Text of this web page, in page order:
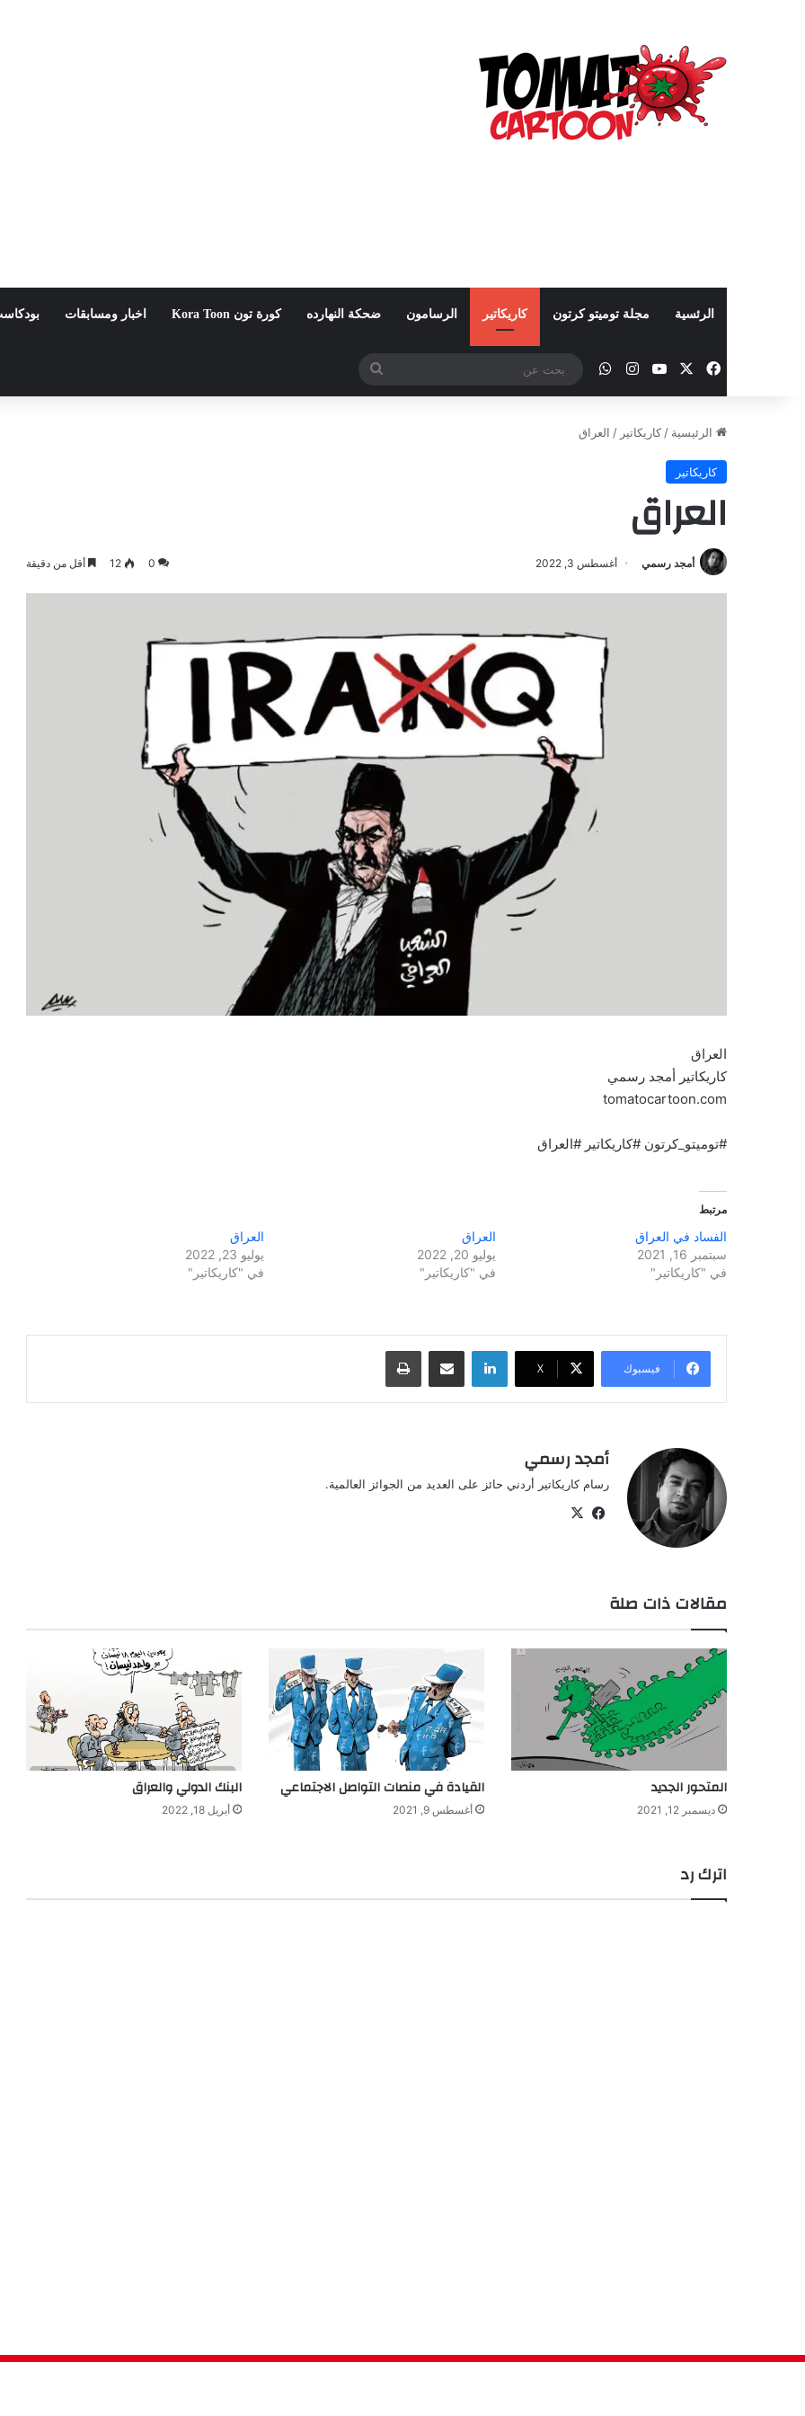
الرئسية مجلة توميتو كرتون كاريكاتير الرسامون ضحكة النهارده كورة تون Kora Toon اخبار ومسابقات
فيسبوك ‫YouTube
انستقرامواتساب
بحث
عن
الرئيسية / كاريكاتير / العراق
كاريكاتير
العراق
أمجد رسمي أغسطس 3, 2022 0
12 أقل من دقيقة
العراق
كاريكاتير أمجد رسمي
tomatocartoon.com
#توميتو_كرتون #كاريكاتير #العراق
مرتبط
الفساد في العراق
سبتمبر 16, 2021
في "كاريكاتير"
العراق
يوليو 20, 2022
في "كاريكاتير"
العراق
يوليو 23, 2022
في "كاريكاتير"
فيسبوك ‫X
لينكدإن مشاركة عبر البريد طباعة
أمجد رسمي
رسام كاريكاتير أردني حائز على العديد من الجوائز العالمية.
فيسبوك
مقالات ذات صلة
المتحور الجديد
ديسمبر 12, 2021
القيادة في منصات التواصل الاجتماعي
أغسطس 9, 2021
البنك الدولي والعراق
أبريل 18, 2022
اترك رد